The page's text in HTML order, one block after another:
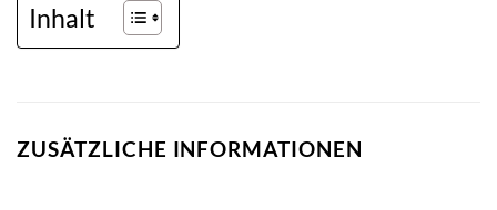
Inhalt
ZUSÄTZLICHE INFORMATIONEN